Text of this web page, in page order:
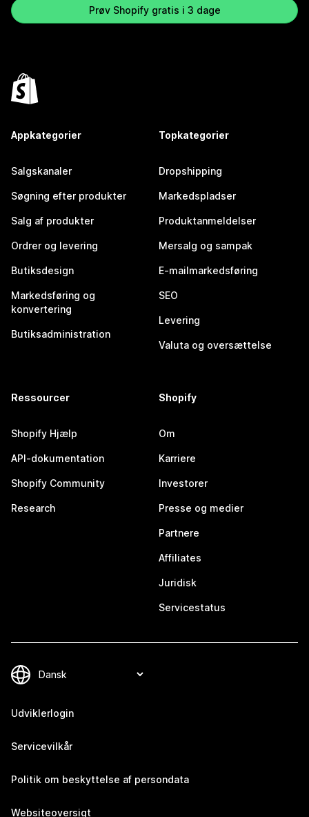
Prøv Shopify gratis i 3 dage
Appkategorier
Salgskanaler
Søgning efter produkter
Salg af produkter
Ordrer og levering
Butiksdesign
Markedsføring og
konvertering
Butiksadministration
Topkategorier
Dropshipping
Markedspladser
Produktanmeldelser
Mersalg og sampak
E-mailmarkedsføring
SEO
Levering
Valuta og oversættelse
Ressourcer
Shopify Hjælp
API-dokumentation
Shopify Community
Research
Shopify
Om
Karriere
Investorer
Presse og medier
Partnere
Affiliates
Juridisk
Servicestatus
Udviklerlogin
Servicevilkår
Politik om beskyttelse af persondata
Websiteoversigt